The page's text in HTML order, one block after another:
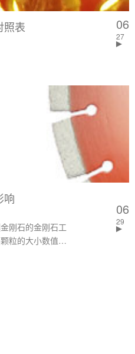
照表 06
27
响
刚石的金刚石工
粒的大小数值，
的影响呢？不同
06
29